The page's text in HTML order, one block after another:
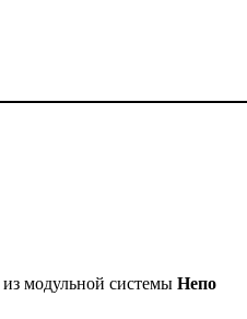
из модульной системы Непо